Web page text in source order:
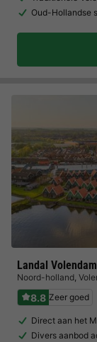
Oud-Hollandse
Landal Volendam
Noord-holland,
8.8 Zeer goed
Direct aan het
Divers aanbod